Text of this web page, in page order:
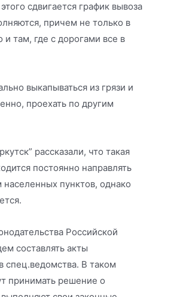
сдвигается график вывоза
причем не только в
там, где с дорогами все в
выкапываться из грязи и
проехать по другим
рассказали, что такая
постоянно направлять
пунктов, однако
Российской
составлять акты
спец.ведомства. В таком
принимать решение о